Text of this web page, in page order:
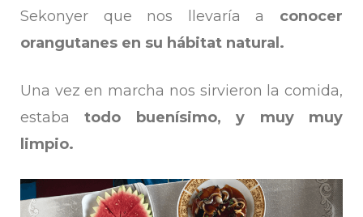
Sekonyer que nos llevaría a conocer
orangutanes en su hábitat natural.
Una vez en marcha nos sirvieron la comida,
estaba todo buenísimo, y muy muy
limpio.